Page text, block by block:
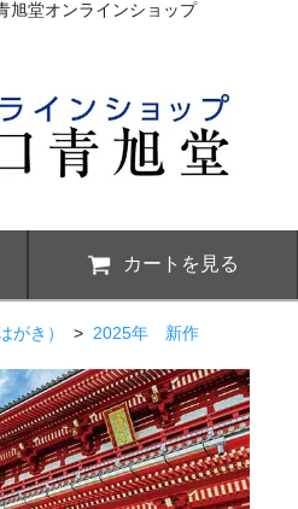
旭堂オンラインショップ
カートを見る
がき） > 2025年 新作